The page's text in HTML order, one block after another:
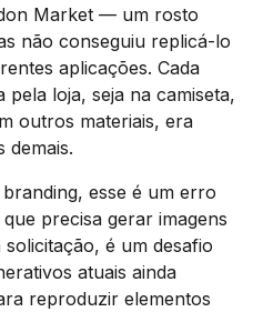
Market — um rosto
não conseguiu replicá-lo
aplicações. Cada
loja, seja na camiseta,
outros materiais, era
demais.
esse é um erro
precisa gerar imagens
é um desafio
atuais ainda
reproduzir elementos